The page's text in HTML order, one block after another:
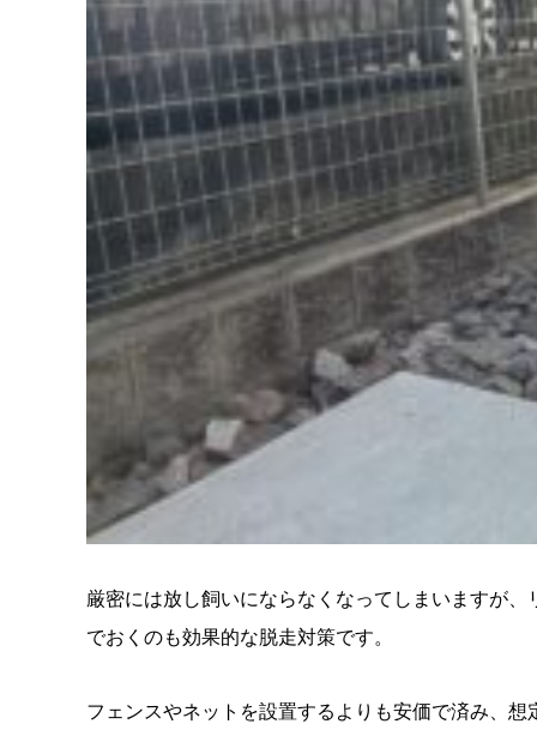
厳密には放し飼いにならなくなってしまいますが
でおくのも効果的な脱走対策です。
フェンスやネットを設置するよりも安価で済み、